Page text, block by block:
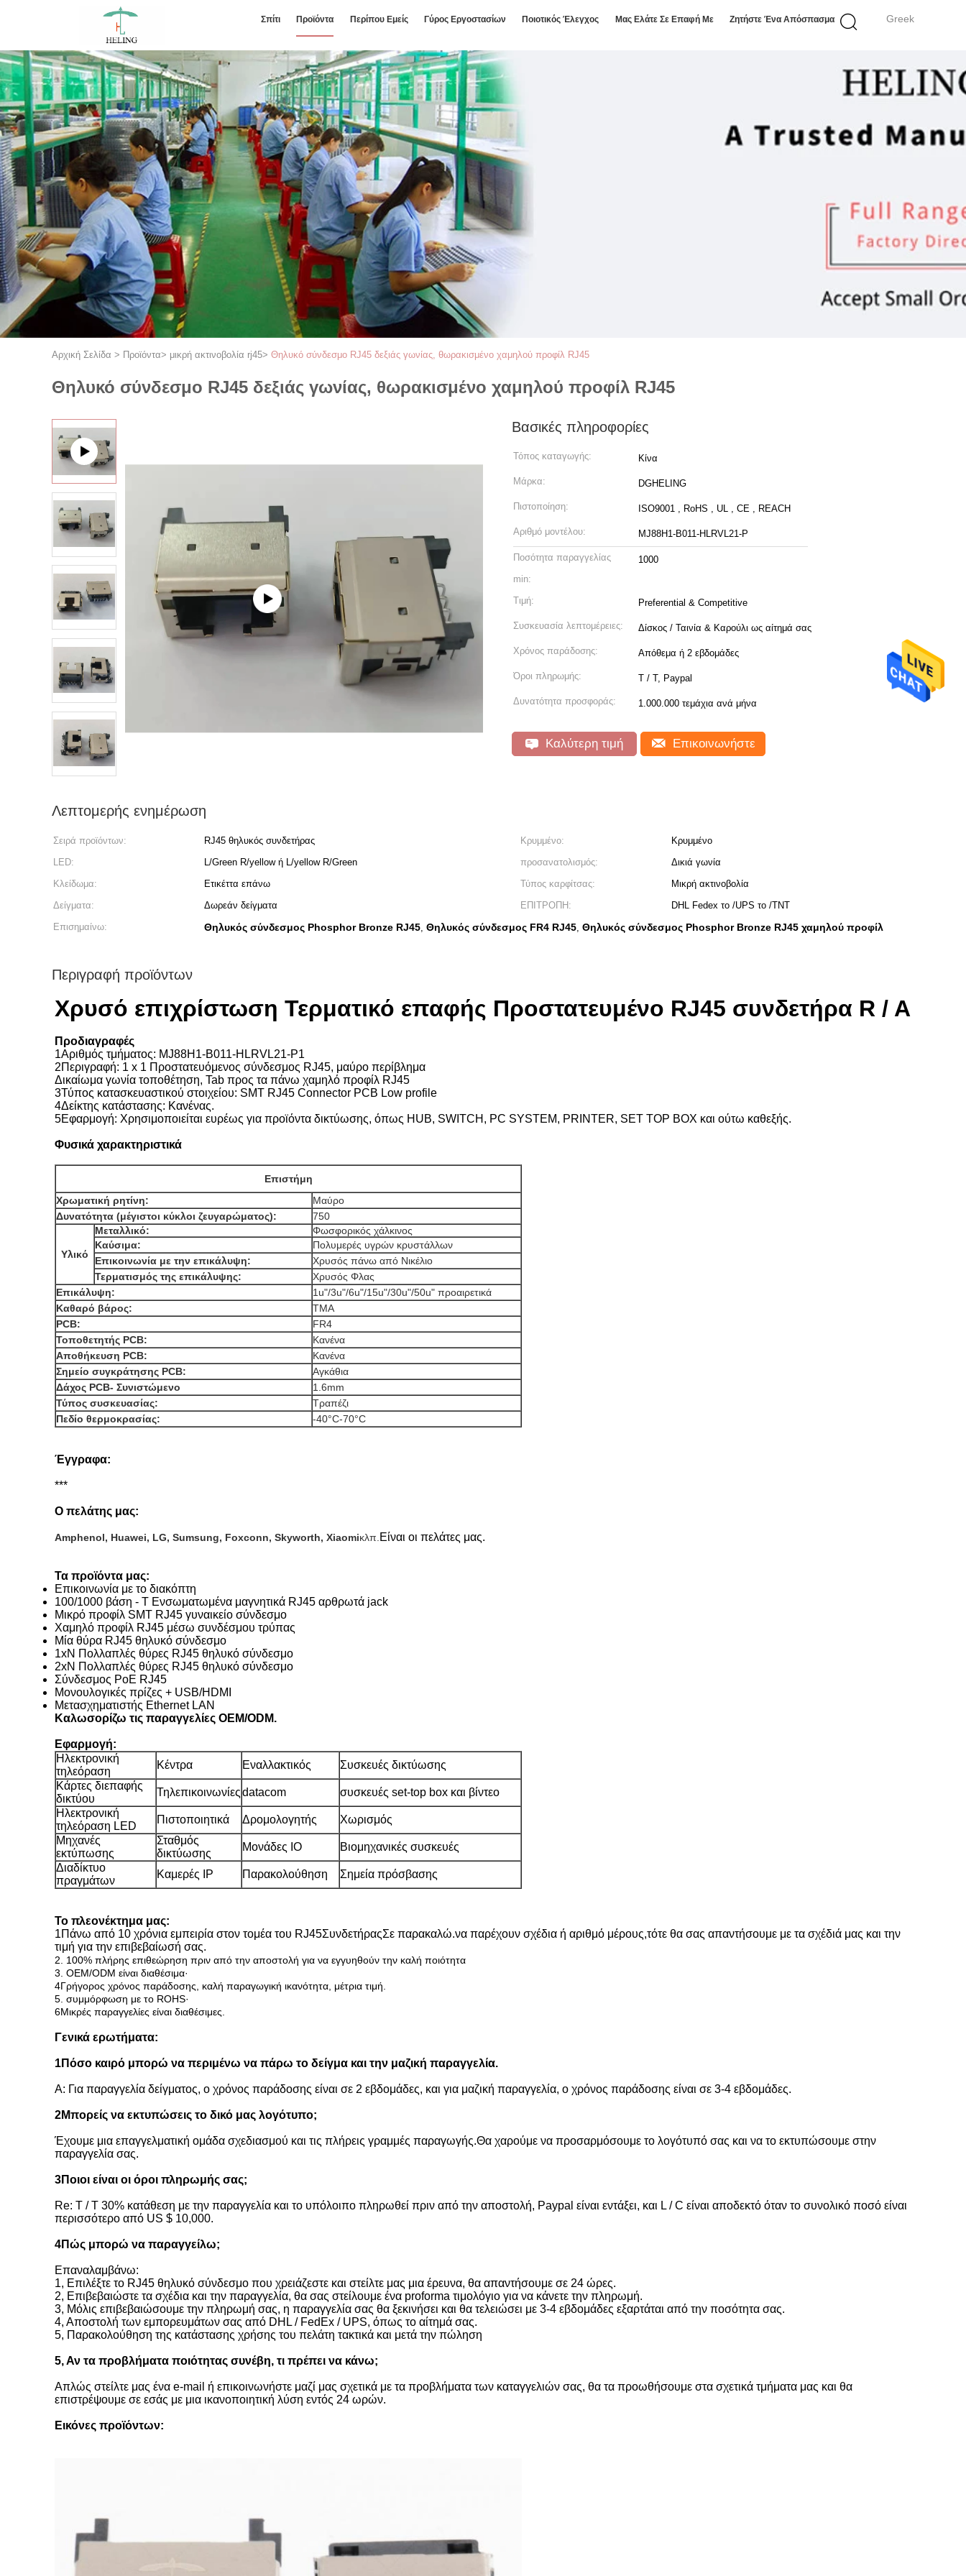
Greek
Σπίτι Προϊόντα Περίπου Εμείς Γύρος Εργοστασίων Ποιοτικός Έλεγχος Μας Ελάτε Σε Επαφή Με Ζητήστε Ένα Απόσπασμα
Αρχική Σελίδα > Προϊόντα> μικρή ακτινοβολία rj45> Θηλυκό σύνδεσμο RJ45 δεξιάς γωνίας, θωρακισμένο χαμηλού προφίλ RJ45
Θηλυκό σύνδεσμο RJ45 δεξιάς γωνίας, θωρακισμένο χαμηλού προφίλ RJ45
Βασικές πληροφορίες
Τόπος καταγωγής: Κίνα
Μάρκα: DGHELING
Πιστοποίηση: ISO9001 , RoHS , UL , CE , REACH
Αριθμό μοντέλου: MJ88H1-B011-HLRVL21-P
Ποσότητα παραγγελίας
min:
1000
Τιμή: Preferential & Competitive
Συσκευασία λεπτομέρειες: Δίσκος / Ταινία & Καρούλι ως αίτημά σας
Χρόνος παράδοσης: Απόθεμα ή 2 εβδομάδες
Όροι πληρωμής: T / T, Paypal
Δυνατότητα προσφοράς: 1.000.000 τεμάχια ανά μήνα
Καλύτερη τιμή Επικοινωνήστε
Λεπτομερής ενημέρωση
Σειρά προϊόντων: RJ45 θηλυκός συνδετήρας Κρυμμένο:
Κρυμμένο
LED:
L/Green R/yellow ή L/yellow R/Green προσανατολισμός:
Δικιά γωνία
Κλείδωμα:
Ετικέττα επάνω Τύπος καρφίτσας:
Μικρή ακτινοβολία
Δείγματα:
Δωρεάν δείγματα ΕΠΙΤΡΟΠΗ:
DHL Fedex το /UPS το /TNT
Επισημαίνω:
Θηλυκός σύνδεσμος Phosphor Bronze RJ45, Θηλυκός σύνδεσμος FR4 RJ45, Θηλυκός σύνδεσμος Phosphor Bronze RJ45 χαμηλού προφίλ
Περιγραφή προϊόντων
Χρυσό επιχρίστωση Τερματικό επαφής Προστατευμένο RJ45 συνδετήρα R / A
Προδιαγραφές
1Αριθμός τμήματος: MJ88H1-B011-HLRVL21-P1
2Περιγραφή: 1 x 1 Προστατευόμενος σύνδεσμος RJ45, μαύρο περίβλημα
Δικαίωμα γωνία τοποθέτηση, Tab προς τα πάνω χαμηλό προφίλ RJ45
3Τύπος κατασκευαστικού στοιχείου: SMT RJ45 Connector PCB Low profile
4Δείκτης κατάστασης: Κανένας.
5Εφαρμογή: Χρησιμοποιείται ευρέως για προϊόντα δικτύωσης, όπως HUB, SWITCH, PC SYSTEM, PRINTER, SET TOP BOX και ούτω καθεξής.
Φυσικά χαρακτηριστικά
Επιστήμη
Χρωματική ρητίνη:
Μαύρο
Δυνατότητα (μέγιστοι κύκλοι ζευγαρώματος):
750
Υλικό
Μεταλλικό:
Φωσφορικός χάλκινος
Καύσιμα:
Πολυμερές υγρών κρυστάλλων
Επικοινωνία με την επικάλυψη:
Χρυσός πάνω από Νικέλιο
Τερματισμός της επικάλυψης:
Χρυσός Φλας
Επικάλυψη:
1u"/3u"/6u"/15u"/30u"/50u" προαιρετικά
Καθαρό βάρος:
ΤΜΑ
PCB:
FR4
Τοποθετητής PCB:
Κανένα
Αποθήκευση PCB:
Κανένα
Σημείο συγκράτησης PCB:
Αγκάθια
Δάχος PCB- Συνιστώμενο
1.6mm
Τύπος συσκευασίας:
Τραπέζι
Πεδίο θερμοκρασίας:
-40°C-70°C
Έγγραφα:
***
Ο πελάτης μας:
Amphenol, Huawei, LG, Sumsung, Foxconn, Skyworth, Xiaomiκλπ. Είναι οι πελάτες μας.
Τα προϊόντα μας:
Επικοινωνία με το διακόπτη
100/1000 βάση - T Ενσωματωμένα μαγνητικά RJ45 αρθρωτά jack
Μικρό προφίλ SMT RJ45 γυναικείο σύνδεσμο
Χαμηλό προφίλ RJ45 μέσω συνδέσμου τρύπας
Μία θύρα RJ45 θηλυκό σύνδεσμο
1xN Πολλαπλές θύρες RJ45 θηλυκό σύνδεσμο
2xN Πολλαπλές θύρες RJ45 θηλυκό σύνδεσμο
Σύνδεσμος PoE RJ45
Μονουλογικές πρίζες + USB/HDMI
Μετασχηματιστής Ethernet LAN
Καλωσορίζω τις παραγγελίες OEM/ODM.
Εφαρμογή:
Ηλεκτρονική
τηλεόραση
Κέντρα Εναλλακτικός
Συσκευές δικτύωσης
Κάρτες διεπαφής
δικτύου
Τηλεπικοινωνίεςdatacom
συσκευές set-top box και βίντεο
Ηλεκτρονική
τηλεόραση LED
Πιστοποιητικά Δρομολογητής
Χωρισμός
Μηχανές
εκτύπωσης
Σταθμός
δικτύωσης
Μονάδες IO
Βιομηχανικές συσκευές
Διαδίκτυο
πραγμάτων
Καμερές IP Παρακολούθηση Σημεία πρόσβασης
Το πλεονέκτημα μας:
1Πάνω από 10 χρόνια εμπειρία στον τομέα του RJ45ΣυνδετήραςΣε παρακαλώ.να παρέχουν σχέδια ή αριθμό μέρους,τότε θα σας απαντήσουμε με τα σχέδιά μας και την
τιμή για την επιβεβαίωσή σας.
2. 100% πλήρης επιθεώρηση πριν από την αποστολή για να εγγυηθούν την καλή ποιότητα
3. OEM/ODM είναι διαθέσιμα·
4Γρήγορος χρόνος παράδοσης, καλή παραγωγική ικανότητα, μέτρια τιμή.
5. συμμόρφωση με το ROHS·
6Μικρές παραγγελίες είναι διαθέσιμες.
Γενικά ερωτήματα:
1Πόσο καιρό μπορώ να περιμένω να πάρω το δείγμα και την μαζική παραγγελία.
Α: Για παραγγελία δείγματος, ο χρόνος παράδοσης είναι σε 2 εβδομάδες, και για μαζική παραγγελία, ο χρόνος παράδοσης είναι σε 3-4 εβδομάδες.
2Μπορείς να εκτυπώσεις το δικό μας λογότυπο;
Έχουμε μια επαγγελματική ομάδα σχεδιασμού και τις πλήρεις γραμμές παραγωγής.Θα χαρούμε να προσαρμόσουμε το λογότυπό σας και να το εκτυπώσουμε στην
παραγγελία σας.
3Ποιοι είναι οι όροι πληρωμής σας;
Re: T / T 30% κατάθεση με την παραγγελία και το υπόλοιπο πληρωθεί πριν από την αποστολή, Paypal είναι εντάξει, και L / C είναι αποδεκτό όταν το συνολικό ποσό είναι
περισσότερο από US $ 10,000.
4Πώς μπορώ να παραγγείλω;
Επαναλαμβάνω:
1, Επιλέξτε το RJ45 θηλυκό σύνδεσμο που χρειάζεστε και στείλτε μας μια έρευνα, θα απαντήσουμε σε 24 ώρες.
2, Επιβεβαιώστε τα σχέδια και την παραγγελία, θα σας στείλουμε ένα proforma τιμολόγιο για να κάνετε την πληρωμή.
3, Μόλις επιβεβαιώσουμε την πληρωμή σας, η παραγγελία σας θα ξεκινήσει και θα τελειώσει με 3-4 εβδομάδες εξαρτάται από την ποσότητα σας.
4, Αποστολή των εμπορευμάτων σας από DHL / FedEx / UPS, όπως το αίτημά σας.
5, Παρακολούθηση της κατάστασης χρήσης του πελάτη τακτικά και μετά την πώληση
5, Αν τα προβλήματα ποιότητας συνέβη, τι πρέπει να κάνω;
Απλώς στείλτε μας ένα e-mail ή επικοινωνήστε μαζί μας σχετικά με τα προβλήματα των καταγγελιών σας, θα τα προωθήσουμε στα σχετικά τμήματα μας και θα
επιστρέψουμε σε εσάς με μια ικανοποιητική λύση εντός 24 ωρών.
Εικόνες προϊόντων: